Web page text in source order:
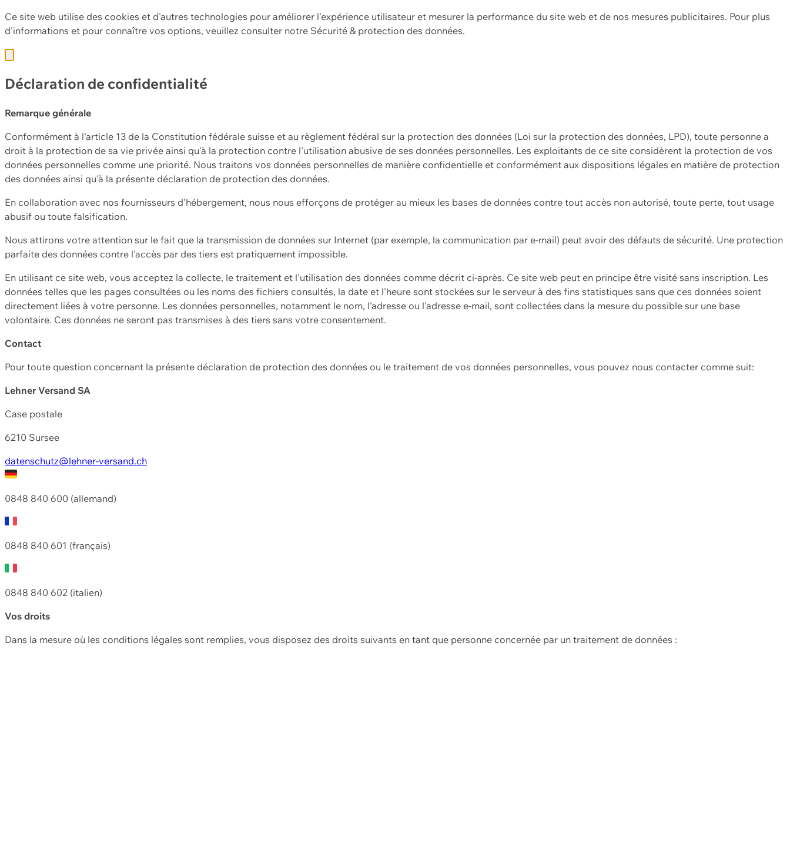
Ce site web utilise des cookies et d'autres technologies pour améliorer l'expérience utilisateur et mesurer la performance du site web et de nos mesures publicitaires. Pour plus
d'informations et pour connaître vos options, veuillez consulter notre Sécurité & protection des données.
Déclaration de confidentialité
Remarque générale
Conformément à l'article 13 de la Constitution fédérale suisse et au règlement fédéral sur la protection des données (Loi sur la protection des données, LPD), toute personne a
droit à la protection de sa vie privée ainsi qu'à la protection contre l'utilisation abusive de ses données personnelles. Les exploitants de ce site considèrent la protection de vos
données personnelles comme une priorité. Nous traitons vos données personnelles de manière confidentielle et conformément aux dispositions légales en matière de protection
des données ainsi qu'à la présente déclaration de protection des données.
En collaboration avec nos fournisseurs d'hébergement, nous nous efforçons de protéger au mieux les bases de données contre tout accès non autorisé, toute perte, tout usage
abusif ou toute falsification.
Nous attirons votre attention sur le fait que la transmission de données sur Internet (par exemple, la communication par e-mail) peut avoir des défauts de sécurité. Une protection
parfaite des données contre l'accès par des tiers est pratiquement impossible.
En utilisant ce site web, vous acceptez la collecte, le traitement et l'utilisation des données comme décrit ci-après. Ce site web peut en principe être visité sans inscription. Les
données telles que les pages consultées ou les noms des fichiers consultés, la date et l'heure sont stockées sur le serveur à des fins statistiques sans que ces données soient
directement liées à votre personne. Les données personnelles, notamment le nom, l'adresse ou l'adresse e-mail, sont collectées dans la mesure du possible sur une base
volontaire. Ces données ne seront pas transmises à des tiers sans votre consentement.
Contact
Pour toute question concernant la présente déclaration de protection des données ou le traitement de vos données personnelles, vous pouvez nous contacter comme suit:
Lehner Versand SA
Case postale
6210 Sursee
datenschutz@lehner-versand.ch
0848 840 600 (allemand)
0848 840 601 (français)
0848 840 602 (italien)
Vos droits
Dans la mesure où les conditions légales sont remplies, vous disposez des droits suivants en tant que personne concernée par un traitement de données :